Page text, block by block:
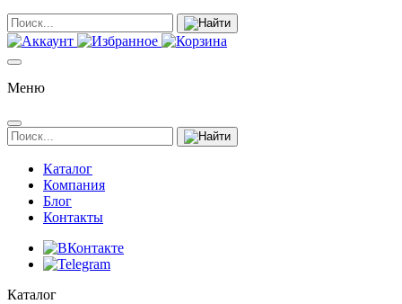
Меню
Каталог
Компания
Блог
Контакты
Каталог